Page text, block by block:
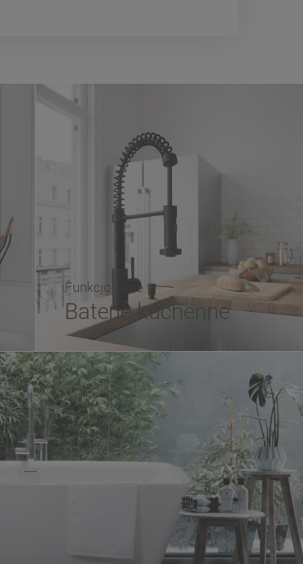
Funkcjonalne
Baterie kuchenne